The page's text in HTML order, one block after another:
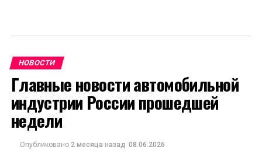
НОВОСТИ
Главные новости автомобильной
индустрии России прошедшей
недели
Опубликовано 2 месяца назад 08.06.2026